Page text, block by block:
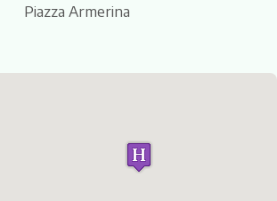
Piazza Armerina